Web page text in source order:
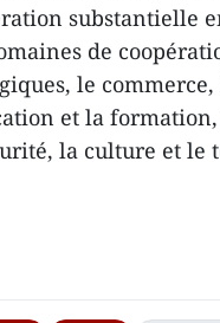
substantielle
de
le
et la
la culture et le